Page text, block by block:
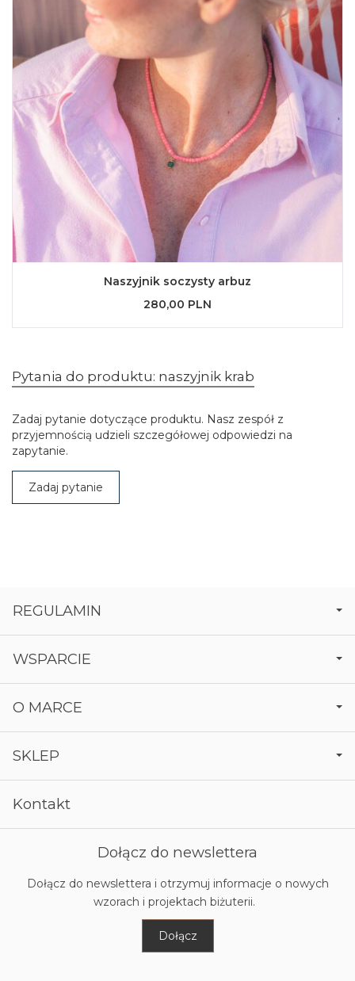
Naszyjnik soczysty arbuz
280,00 PLN
Pytania do produktu: naszyjnik krab
Zadaj pytanie dotyczące produktu. Nasz zespół z
przyjemnością udzieli szczegółowej odpowiedzi na
zapytanie.
Zadaj pytanie
REGULAMIN
WSPARCIE
O MARCE
SKLEP
Kontakt
Dołącz do newslettera
Dołącz do newslettera i otrzymuj informacje o nowych
wzorach i projektach biżuterii.
Dołącz